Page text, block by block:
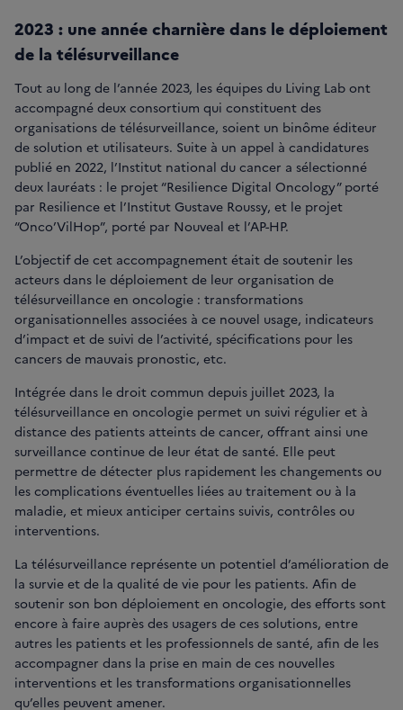
2023 : une année charnière dans le déploiement
de la télésurveillance
Tout au long de l’année 2023, les équipes du Living Lab ont
accompagné deux consortium qui constituent des
organisations de télésurveillance, soient un binôme éditeur
de solution et utilisateurs. Suite à un appel à candidatures
publié en 2022, l’Institut national du cancer a sélectionné
deux lauréats : le projet “Resilience Digital Oncology” porté
par Resilience et l’Institut Gustave Roussy, et le projet
“Onco’VilHop”, porté par Nouveal et l’AP-HP.
L’objectif de cet accompagnement était de soutenir les
acteurs dans le déploiement de leur organisation de
télésurveillance en oncologie : transformations
organisationnelles associées à ce nouvel usage, indicateurs
d’impact et de suivi de l’activité, spécifications pour les
cancers de mauvais pronostic, etc.
Intégrée dans le droit commun depuis juillet 2023, la
télésurveillance en oncologie permet un suivi régulier et à
distance des patients atteints de cancer, offrant ainsi une
surveillance continue de leur état de santé. Elle peut
permettre de détecter plus rapidement les changements ou
les complications éventuelles liées au traitement ou à la
maladie, et mieux anticiper certains suivis, contrôles ou
interventions.
La télésurveillance représente un potentiel d’amélioration de
la survie et de la qualité de vie pour les patients. Afin de
soutenir son bon déploiement en oncologie, des efforts sont
encore à faire auprès des usagers de ces solutions, entre
autres les patients et les professionnels de santé, afin de les
accompagner dans la prise en main de ces nouvelles
interventions et les transformations organisationnelles
qu’elles peuvent amener.